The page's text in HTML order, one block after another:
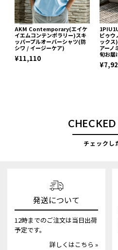
AKM Contemporary(エイケ
イエムコンテンポラリー)スキ
ッパープルオーバーシャツ(防
シワ / イージーケア)
¥11,110
ピゥウ
ックス
アーノ
旬お届
チェックし
発送について
12時までのご注文は当日出荷
予定です。
詳しくはこちら »